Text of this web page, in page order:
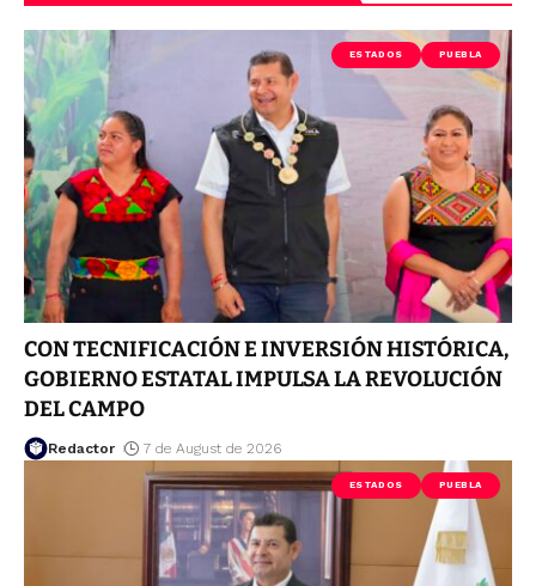
ESTADOS PUEBLA
CON TECNIFICACIÓN E INVERSIÓN HISTÓRICA,
GOBIERNO ESTATAL IMPULSA LA REVOLUCIÓN
DEL CAMPO
Redactor 7 de August de 2026
ESTADOS PUEBLA